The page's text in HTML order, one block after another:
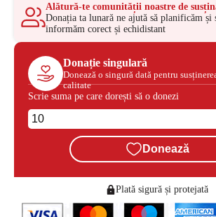
Alătură-te comunității noastre de
Donația ta lunară ne ajută să planificăm și
informăm corect și echidistant
Donație singulară
Donează o singură dată pentru
calitate
Scrie suma pe care dorești să o donezi
Donează
Plată sigură și protejată